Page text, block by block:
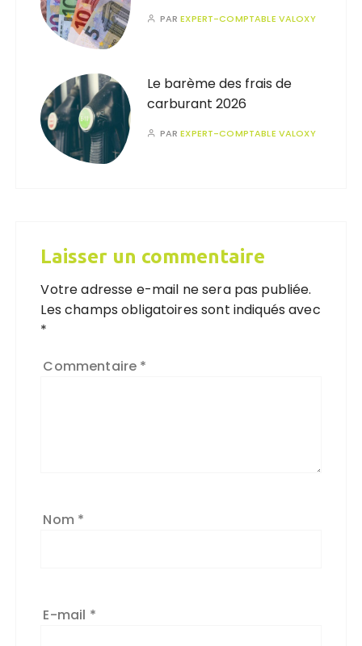
PAREXPERT-COMPTABLE VALOXY
Le barème des frais de
carburant 2026
PAREXPERT-COMPTABLE VALOXY
Laisser un commentaire
Votre adresse e-mail ne sera pas publiée.
Les champs obligatoires sont indiqués avec
*
Commentaire *
Nom *
E-mail *